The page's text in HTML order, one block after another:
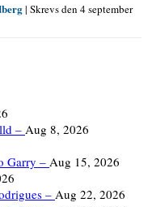
| Skrevs den 4 september
–Aug 8, 2026
Garry – Aug 15, 2026
– Aug 22, 2026